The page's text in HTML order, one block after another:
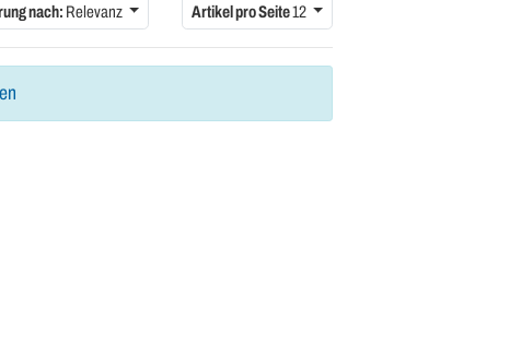
nach: Relevanz Artikel pro Seite12